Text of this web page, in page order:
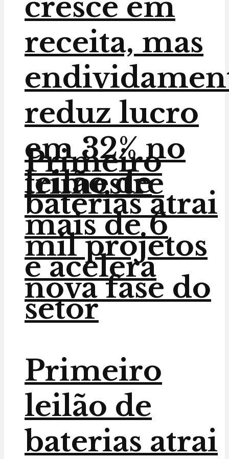
Primeiro
leilão de
baterias atrai
mais de 6
mil projetos
e acelera
nova fase do
setor
receita, mas
reduz lucro
em 32% no
trimestre
Primeiro
leilão de
baterias atrai